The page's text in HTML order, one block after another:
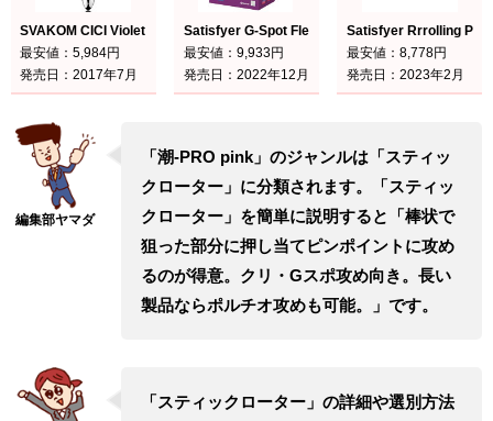
SVAKOM CICI Violet
最安値：5,984円
発売日：2017年7月
Satisfyer G-Spot Flex 4+ Blue
最安値：9,933円
発売日：2022年12月
Satisfyer Rrrolling
最安値：8,778円
発売日：2023年2月
「潮-PRO pink」のジャンルは「スティッ
クローター」に分類されます。「スティッ
クローター」を簡単に説明すると「棒状で
狙った部分に押し当てピンポイントに攻め
るのが得意。クリ・Gスポ攻め向き。長い
製品ならポルチオ攻めも可能。」です。
「スティックローター」の詳細や選別方法